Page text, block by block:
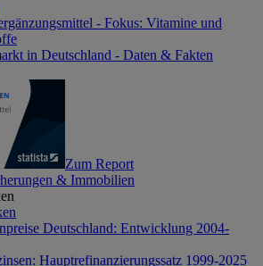
- Fokus: Vitamine und
in Deutschland - Daten & Fakten
Zum Report
& Immobilien
Deutschland: Entwicklung 2004-
Hauptrefinanzierungssatz 1999-2025